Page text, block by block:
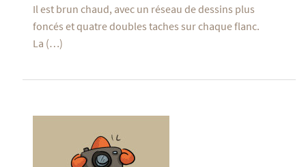
Il est brun chaud, avec un réseau de dessins plus
foncés et quatre doubles taches sur chaque flanc.
La (…)